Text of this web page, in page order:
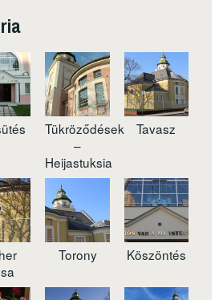
Tükröződések
–
Heijastuksia
Tavasz
Torony Köszöntés